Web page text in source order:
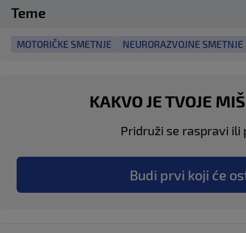
Teme
MOTORIČKE SMETNJE NEURORAZVOJNE SMETNJE
KAKVO JE TVOJE
Pridruži se raspravi
Budi prvi koji će